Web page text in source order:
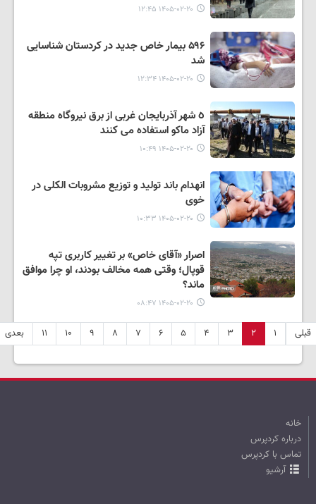
۱۴۰۵-۰۲-۲۰ ۱۲:۴۵
۵۹۶ بیمار خاص جدید در کردستان شناسایی
شد
۱۴۰۵-۰۲-۲۰ ۱۲:۳۴
٥ شهر آذربایجان غربی از برق نیروگاه منطقه
آزاد ماکو استفاده می کنند
۱۴۰۵-۰۲-۲۰ ۱۰:۴۹
انهدام باند تولید و توزیع مشروبات الکلی در
خوی
۱۴۰۵-۰۲-۲۰ ۱۰:۳۳
اصرار «آقای خاص» بر تغییر کاربری تپه
قوپال؛ وقتی همه مخالف بودند، او چرا موافق
ماند؟
۱۴۰۵-۰۲-۲۰ ۰۸:۴۷
قبلی ۱ ۲ ۳ ۴ ۵ ۶ ۷ ۸ ۹ ۱۰ ۱۱ بعدی
خانه
درباره کردپرس
تماس با کردپرس
آرشیو